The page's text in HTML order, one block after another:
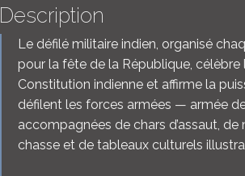
Description
Le défilé militaire indien, organisé
pour la fête de la République, célèbre
Constitution indienne et affirme la
défilent les forces armées — armée
accompagnées de chars d’assaut, de
chasse et de tableaux culturels